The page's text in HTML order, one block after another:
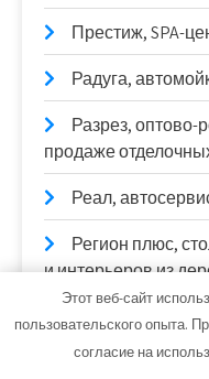
Престиж, SPA-
Радуга,
Разрез, оптово-
продаже
Реал,
Регион плюс,
и интерьеров из
Резиденция,
Реклама и
Этот веб-сайт
пользовательского опыта.
согласие на